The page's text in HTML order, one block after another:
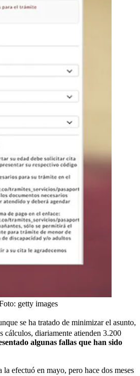
getty images
se ha tratado de minimizar el asunto,
cálculos, diariamente atienden 3.200
algunas fallas que han sido
efectuó en mayo, pero hace dos meses